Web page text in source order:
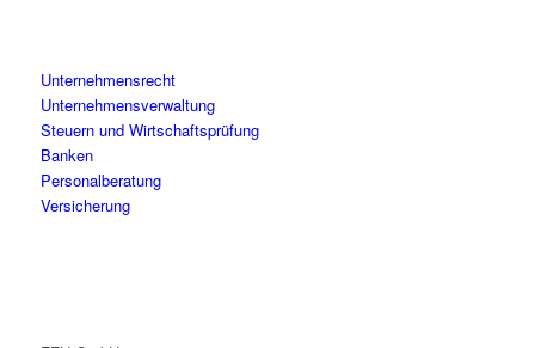
Unternehmensrecht
Unternehmensverwaltung
Steuern und Wirtschaftsprüfung
Banken
Personalberatung
Versicherung